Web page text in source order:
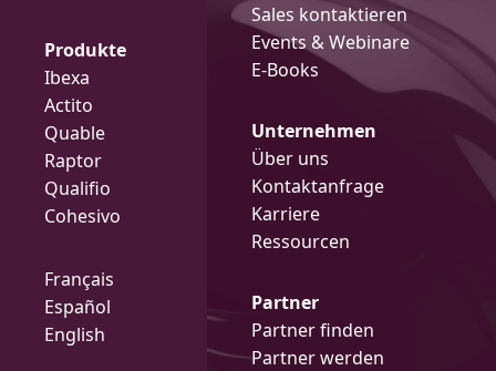
Produkte
Ibexa
Actito
Quable
Raptor
Qualifio
Cohesivo
Français
Español
English
Sales kontaktieren
Events & Webinare
E-Books
Unternehmen
Über uns
Kontaktanfrage
Karriere
Ressourcen
Partner
Partner finden
Partner werden